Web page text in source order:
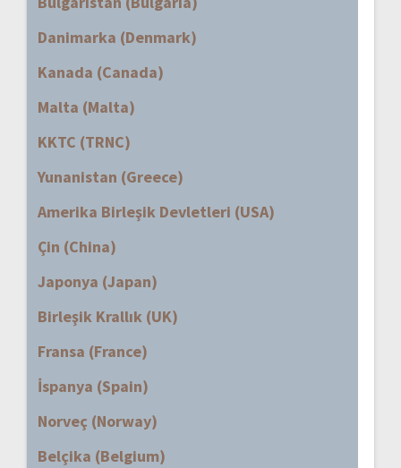
Danimarka (Denmark)
Kanada (Canada)
Malta (Malta)
KKTC (TRNC)
Yunanistan (Greece)
Amerika Birleşik Devletleri (USA)
Çin (China)
Japonya (Japan)
Birleşik Krallık (UK)
Fransa (France)
İspanya (Spain)
Norveç (Norway)
Belçika (Belgium)